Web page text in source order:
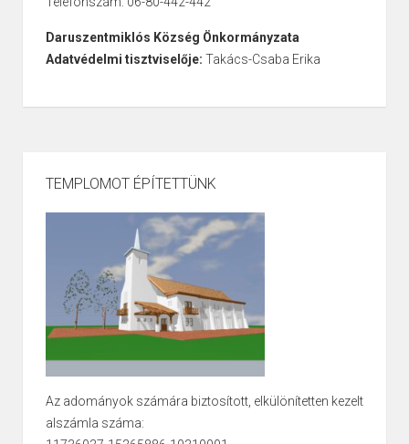
Daruszentmiklós Község Önkormányzata
Adatvédelmi tisztviselője: Takács-Csaba Erika
TEMPLOMOT ÉPÍTETTÜNK
Az adományok számára biztosított, elkülönítetten kezelt
alszámla száma: